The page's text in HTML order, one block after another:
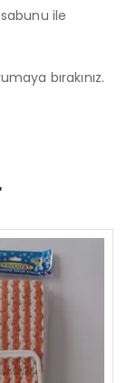
ile
bırakınız.